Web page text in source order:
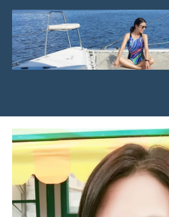
Skip
content
菲
亞
娃
JEFFIA
FANG
亞
娃
絲
團、
主